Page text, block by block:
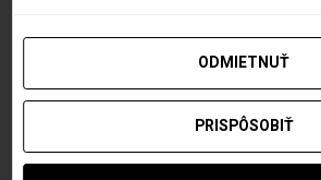
ODMIETNUŤ
PRISPÔSOBIŤ